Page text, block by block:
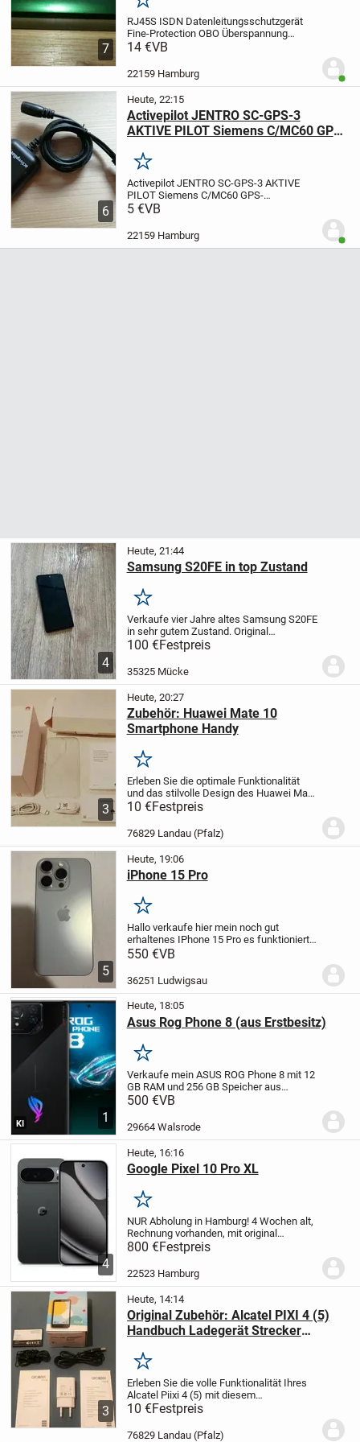
7
Merken
RJ45S ISDN Datenleitungsschutzgerät
Fine-Protection OBO Überspannung
Blitzschutz Sicherung
des Types RJ 45 S-
Überspannungsschutzgerät für
ISDN-S 0...
14 €VB
22159 Hamburg
6
Heute, 22:15
Activepilot JENTRO SC-GPS-3
AKTIVE PILOT Siemens C/MC60 GPS-
Merken
Activepilot JENTRO SC-GPS-3 AKTIVE
PILOT Siemens C/MC60 GPS-
MausNeuwertiger Active Pilot für
baugleiche.Jentro Activepilot Navigation
GPS Empfänger Maus für KFZ für...
5 €VB
22159 Hamburg
4
Heute, 21:44
Samsung S20FE in top Zustand
Merken
Verkaufe vier Jahre altes Samsung S20FE
in sehr gutem Zustand. Original
Verpackung, Ladekabel sowie
Schutzhülle inklusive.
hat etwas an Leistung eingebüßt,
100 €Festpreis
35325 Mücke
3
Heute, 20:27
Zubehör: Huawei Mate 10
Smartphone Handy
Merken
Erleben Sie die optimale Funktionalität
und das stilvolle Design des Huawei Mate
10 Zubehörs. Dieses Set beinhaltet ein
praktisches Ladekabel, lässige Kopfhörer
für angenehmes Audio und eine...
10 €Festpreis
76829 Landau (Pfalz)
5
Heute, 19:06
iPhone 15 Pro
Merken
Hallo verkaufe hier mein noch gut
erhaltenes IPhone 15 Pro es funktioniert
ohne irgendwelche Fehler bei weiteren
550 €VB
36251 Ludwigsau
1
KI
Heute, 18:05
Asus Rog Phone 8 (aus Erstbesitz)
Merken
Verkaufe mein ASUS ROG Phone 8 mit 12
GB RAM und 256 GB Speicher aus
Erstbesitz.- 2 Jahre alt, technisch
Kratzer**- Von Anfang an geschützt
genutzt – **Privacy-Di...
500 €VB
29664 Walsrode
4
Heute, 16:16
Google Pixel 10 Pro XL
Merken
NUR Abholung in Hamburg! 4 Wochen alt,
Rechnung vorhanden, mit original
Verpackung, No Simlock, Adapter,
4 Wochen alt, Rechnung
vorhanden, mit original Verpackung, No
Simlock, Adapter,...
800 €Festpreis
22523 Hamburg
3
Heute, 14:14
Original Zubehör: Alcatel PIXI 4 (5)
Handbuch Ladegerät Strecker
Merken
Erleben Sie die volle Funktionalität Ihres
Alcatel Piixi 4 (5) mit diesem
umfangreichen Zubehörset.
beinhaltet zwei praktische Handbücher,
ein robustes Ladekabel, einen
10 €Festpreis
76829 Landau (Pfalz)